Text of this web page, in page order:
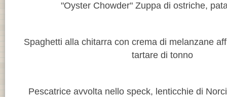
"Oyster Chowder" Zuppa di ostriche,
Spaghetti alla chitarra con crema di melanzane
tartare di tonno
Pescatrice avvolta nello speck, lenticchie di